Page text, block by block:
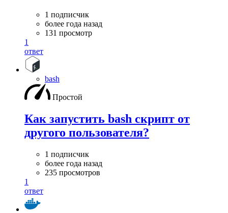
1 подписчик
более года назад
131 просмотр
1
ответ
bash
Простой
Как запустить bash скрипт от
другого пользователя?
1 подписчик
более года назад
235 просмотров
1
ответ